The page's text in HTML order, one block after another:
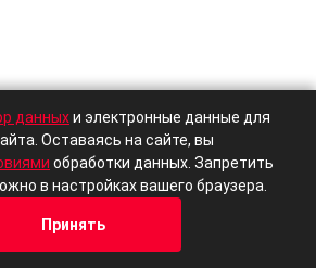
в Москве
70
данныхи электронные данные для
Оставаясь на сайте, вы
обработки данных. Запретить
в настройках вашего браузера.
Принять
Позвонить Адрес